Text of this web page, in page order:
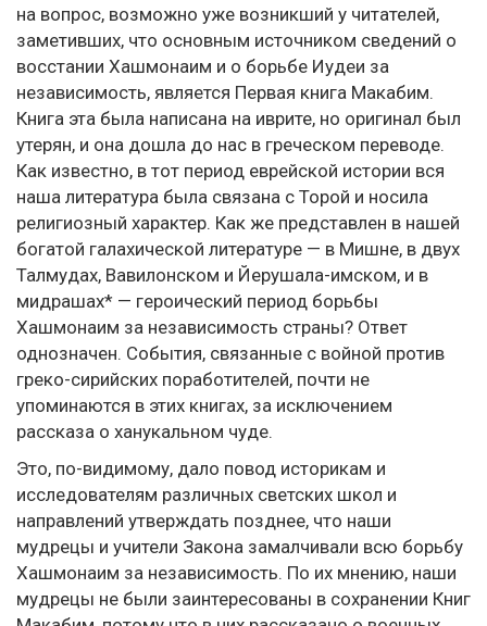
на вопрос, возможно уже возникший у читателей,
заметивших, что основным источником сведений о
восстании Хашмонаим и о борьбе Иудеи за
независимость, является Первая книга Макабим.
Книга эта была написана на иврите, но оригинал был
утерян, и она дошла до нас в греческом переводе.
Как известно, в тот период еврейской истории вся
наша литература была связана с Торой и носила
религиозный характер. Как же представлен в нашей
богатой галахической литературе — в Мишне, в двух
Талмудах, Вавилонском и Йерушала-имском, и в
мидрашах* — героический период борьбы
Хашмонаим за независимость страны? Ответ
однозначен. События, связанные с войной против
греко-сирийских поработителей, почти не
упоминаются в этих книгах, за исключением
рассказа о ханукальном чуде.
Это, по-видимому, дало повод историкам и
исследователям различных светских школ и
направлений утверждать позднее, что наши
мудрецы и учители Закона замалчивали всю борьбу
Хашмонаим за независимость. По их мнению, наши
мудрецы не были заинтересованы в сохранении Книг